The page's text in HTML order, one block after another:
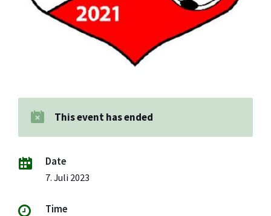
This event has ended
Date
7. Juli 2023
Time